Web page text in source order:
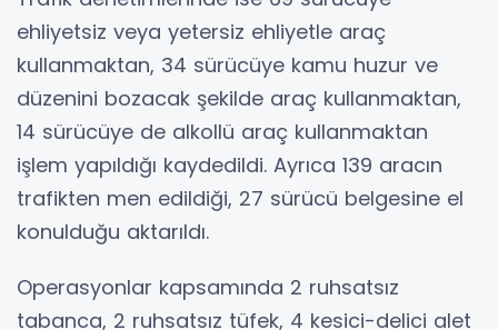
ehliyetsiz veya yetersiz ehliyetle araç
kullanmaktan, 34 sürücüye kamu huzur ve
düzenini bozacak şekilde araç kullanmaktan,
14 sürücüye de alkollü araç kullanmaktan
işlem yapıldığı kaydedildi. Ayrıca 139 aracın
trafikten men edildiği, 27 sürücü belgesine el
konulduğu aktarıldı.
Operasyonlar kapsamında 2 ruhsatsız
tabanca, 2 ruhsatsız tüfek, 4 kesici-delici alet